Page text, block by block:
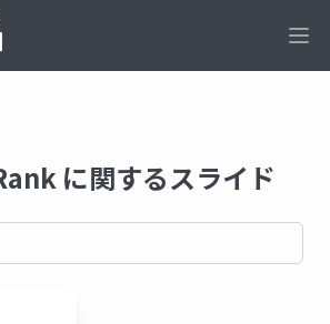
に関するスライド